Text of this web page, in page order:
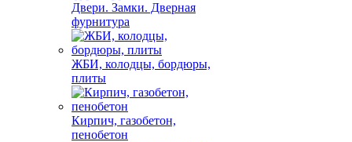
Двери. Замки. Дверная
фурнитура
ЖБИ, колодцы, бордюры,
плиты
Кирпич, газобетон,
пенобетон